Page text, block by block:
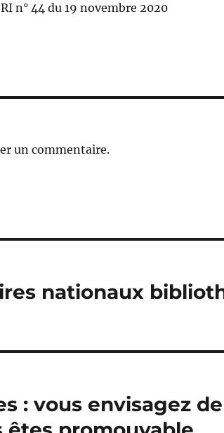
n° 44 du 19 novembre 2020
un commentaire.
nationaux
: vous envisagez